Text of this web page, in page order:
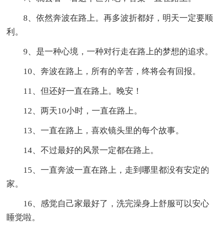
8、依然奔波在路上。再多波折都好，明天一定要顺
利。
9、是一种心境，一种对行走在路上的梦想的追求。
10、奔波在路上，所有的辛苦，终将会有回报。
11、但还好一直在路上。晚安！
12、两天10小时，一直在路上。
13、一直在路上，喜欢镜头里的每个故事。
14、不过最好的风景一定都在路上。
15、一直奔波一直在路上，走到哪里都没有安定的
家。
16、感觉自己家最好了，洗完澡身上舒服可以安心
睡觉啦。